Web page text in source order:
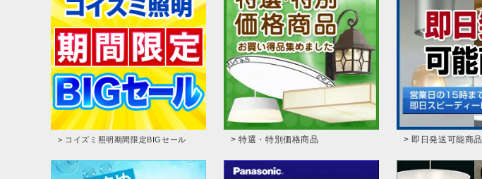
> コイズミ照明期間限定BIGセール > 特選・特別価格商品 > 即日発送可能商品